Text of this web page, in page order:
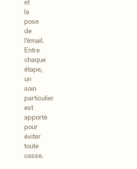
et
la
pose
de
l’émail.
Entre
chaque
étape,
un
soin
particulier
est
apporté
pour
éviter
toute
casse.